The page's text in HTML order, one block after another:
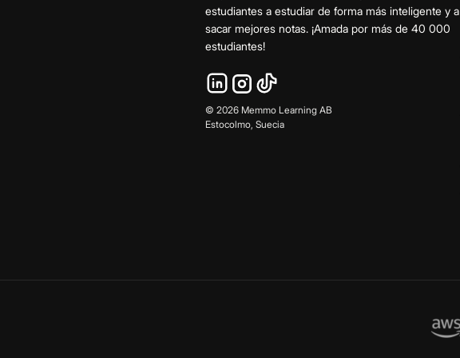
estudiantes a estudiar de forma más inteligente y a
sacar mejores notas. ¡Amada por más de 40 000
estudiantes!
© 2026 Memmo Learning AB
Estocolmo, Suecia